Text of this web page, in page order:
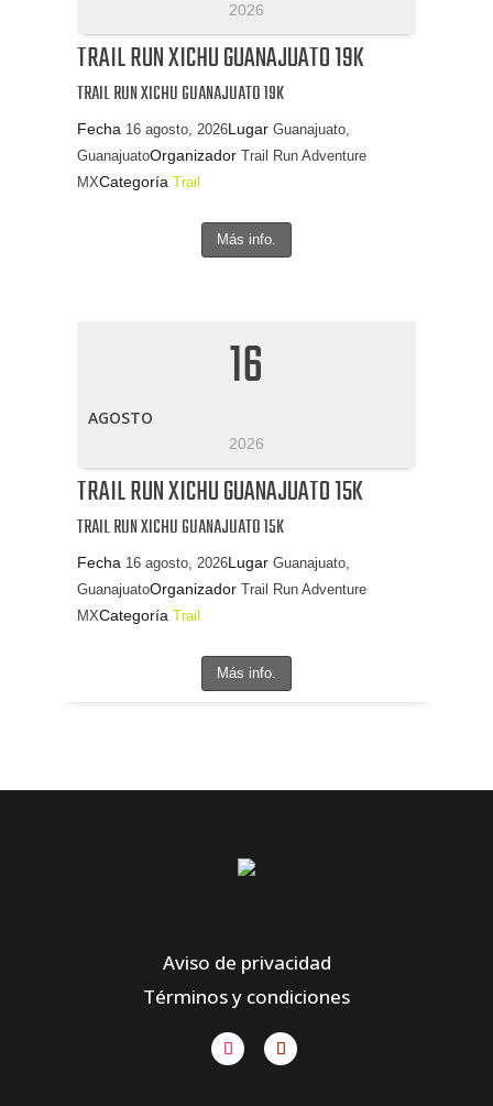
2026
TRAIL RUN XICHU GUANAJUATO 19K
TRAIL RUN XICHU GUANAJUATO 19K
Fecha 16 agosto, 2026Lugar Guanajuato,
GuanajuatoOrganizador Trail Run Adventure
MXCategoría Trail
Más info.
16
AGOSTO
2026
TRAIL RUN XICHU GUANAJUATO 15K
TRAIL RUN XICHU GUANAJUATO 15K
Fecha 16 agosto, 2026Lugar Guanajuato,
GuanajuatoOrganizador Trail Run Adventure
MXCategoría Trail
Más info.
Aviso de privacidad
Términos y condiciones